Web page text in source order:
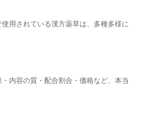
用されている漢方薬草は、多種多様に
内容の質・配合割合・価格など、本当